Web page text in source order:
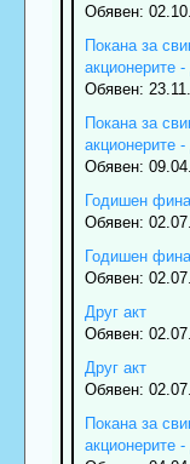
Обявен:
Покана за
акционерите
Обявен:
Покана за
акционерите
Обявен:
Годишен
Обявен:
Годишен
Обявен:
Друг акт
Обявен:
Друг акт
Обявен:
Покана за
акционерите